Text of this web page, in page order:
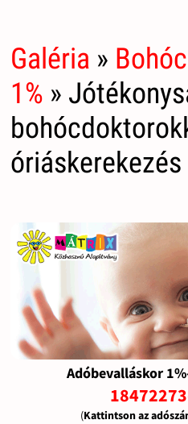
Galéria »
1% »
óriáskerekezés
Adóbevalláskor
(Kattintson az